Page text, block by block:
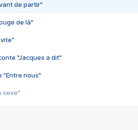
de partir"
de là"
"Jacques a dit"
"Entre nous"
sexe"